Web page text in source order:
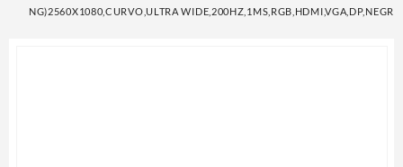
NG)2560X1080,CURVO,ULTRA WIDE,200HZ,1MS,RGB,HDMI,VGA,DP,NEGR